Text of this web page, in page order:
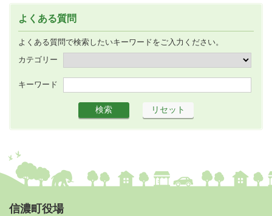
よくある質問
よくある質問で検索したいキーワードをご入力ください。
カテゴリー
キーワード
信濃町役場